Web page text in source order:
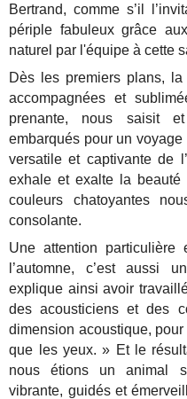
Bertrand, comme s’il
périple fabuleux grâce
naturel par l'équipe à cette
Dès les premiers plans,
accompagnées et
prenante, nous saisit
embarqués pour un
versatile et captivante de
exhale et exalte la
couleurs chatoyantes
consolante.
Une attention
l’automne, c’est aussi
explique ainsi avoir
des acousticiens et des
dimension acoustique,
que les yeux. » Et le
nous étions un animal
vibrante, guidés et